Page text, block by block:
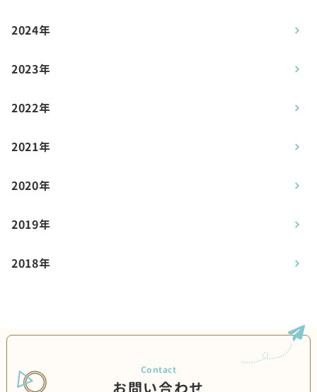
2024年
2023年
2022年
2021年
2020年
2019年
2018年
お問い合わせ